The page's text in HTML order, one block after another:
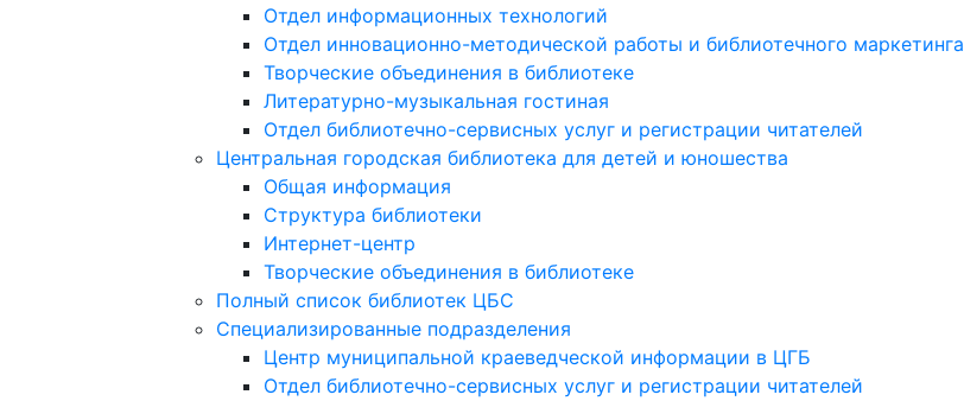
Отдел информационных технологий
Отдел инновационно-методической работы и библиотечного маркетинга
Творческие объединения в библиотеке
Литературно-музыкальная гостиная
Отдел библиотечно-сервисных услуг и регистрации читателей
Центральная городская библиотека для детей и юношества
Общая информация
Структура библиотеки
Интернет-центр
Творческие объединения в библиотеке
Полный список библиотек ЦБС
Специализированные подразделения
Центр муниципальной краеведческой информации в ЦГБ
Отдел библиотечно-сервисных услуг и регистрации читателей